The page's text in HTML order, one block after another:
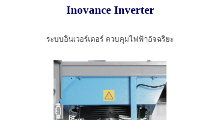
Inovance Inverter
ระบบอินเวอร์เตอร์ ควบคุมไฟฟ้าอัจฉริยะ